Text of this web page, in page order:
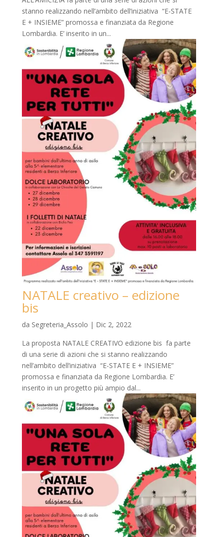
stanno realizzando nell’ambito dell’iniziativa “E-STATE
E + INSIEME” promossa e finanziata da Regione
Lombardia. E’ inserito in un...
NATALE creativo – edizione
bis
da Segreteria_Assolo | Dic 2, 2022
La proposta NATALE CREATIVO edizione bis fa parte
di una serie di azioni che si stanno realizzando
nell’ambito dell’iniziativa “E-STATE E + INSIEME”
promossa e finanziata da Regione Lombardia. E’
inserito in un progetto più ampio dal...